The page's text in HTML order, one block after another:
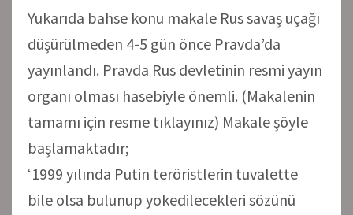
Yukarıda bahse konu makale Rus savaş uçağı
düşürülmeden 4-5 gün önce Pravda’da
yayınlandı. Pravda Rus devletinin resmi yayın
organı olması hasebiyle önemli. (Makalenin
tamamı için resme tıklayınız) Makale şöyle
başlamaktadır;
‘1999 yılında Putin teröristlerin tuvalette
bile olsa bulunup yokedilecekleri sözünü